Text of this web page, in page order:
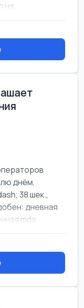
днём,
38 шек.,
дневная
mda...